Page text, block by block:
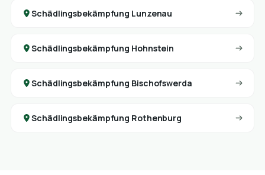
Schädlingsbekämpfung Lunzenau
Schädlingsbekämpfung Hohnstein
Schädlingsbekämpfung Bischofswerda
Schädlingsbekämpfung Rothenburg